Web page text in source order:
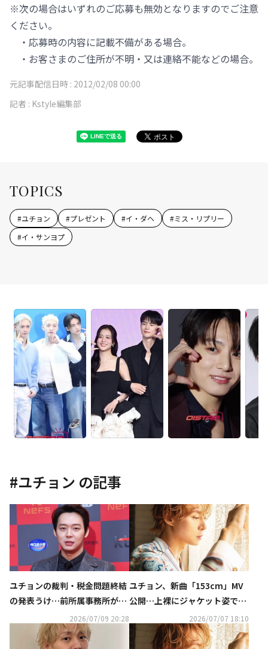
※次の場合はいずれのご応募も無効となりますのでご注意
ください。
・応募時の内容に記載不備がある場合。
・お客さまのご住所が不明・又は連絡不能などの場合。
元記事配信日時 : 2012/02/08 00:00
記者 : Kstyle編集部
TOPICS
#ユチョン #プレゼント #イ・ダヘ #ミス・リプリー
#イ・サンヨプ
#ユチョン の記事
ユチョンの裁判・税金問題終結
の発表うけ…前所属事務所が反
論「法的紛争は現在も進行中」
2026/07/09 20:28
ユチョン、新曲「153cm」MV
公開…上裸にジャケット姿でパ
フォーマンス披露2026/07/07 18:10